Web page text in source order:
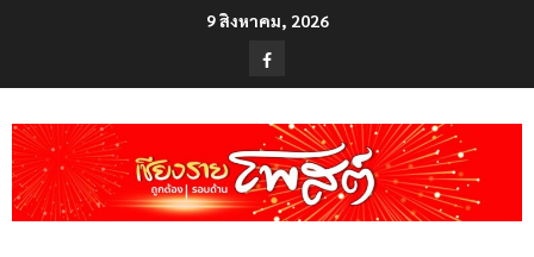
9 สิงหาคม, 2026
Facebook